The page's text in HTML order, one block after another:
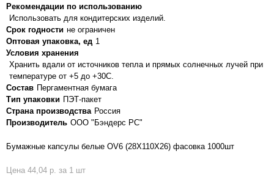
Рекомендации по использованию
Использовать для кондитерских изделий.
Срок годности не ограничен
Оптовая упаковка, ед 1
Условия хранения
Хранить вдали от источников тепла и прямых солнечных лучей при
температуре от +5 до +30С.
Состав Пергаментная бумага
Тип упаковки ПЭТ-пакет
Страна производства Россия
Производитель ООО "Бэндерс РС"
Бумажные капсулы белые OV6 (28Х110Х26) фасовка 1000шт
Цена 44,04 р. за 1 шт